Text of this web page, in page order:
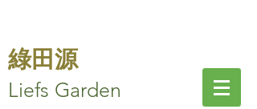
綠田源
Liefs Garden